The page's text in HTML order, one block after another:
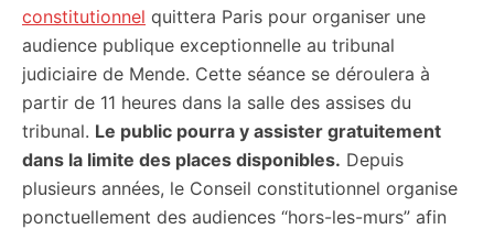
constitutionnel quittera Paris pour organiser une
audience publique exceptionnelle au tribunal
judiciaire de Mende. Cette séance se déroulera à
partir de 11 heures dans la salle des assises du
tribunal. Le public pourra y assister gratuitement
dans la limite des places disponibles. Depuis
plusieurs années, le Conseil constitutionnel organise
ponctuellement des audiences “hors-les-murs” afin